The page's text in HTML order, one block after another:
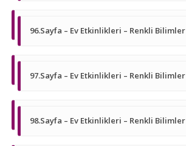
96.Sayfa – Ev Etkinlikleri – Renkli Bilimler
97.Sayfa – Ev Etkinlikleri – Renkli Bilimler
98.Sayfa – Ev Etkinlikleri – Renkli Bilimler